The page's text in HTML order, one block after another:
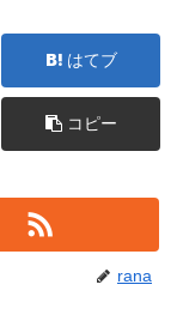
はてブ
コピー
rana